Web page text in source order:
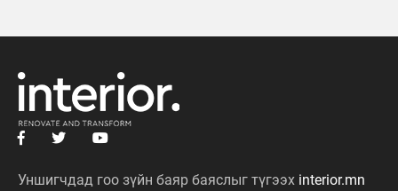
Уншигчдад гоо зүйн баяр баяслыг түгээх interior.mn